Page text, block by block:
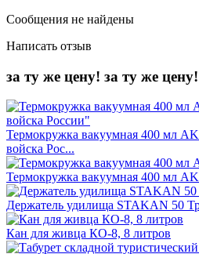
Сообщения не найдены
Написать отзыв
за ту же цену! за ту же цену!
Термокружка вакуумная 400 мл
войска Рос...
Термокружка вакуумная 400 мл
Держатель удилища STAKAN 50
Кан для живца КО-8, 8 литров